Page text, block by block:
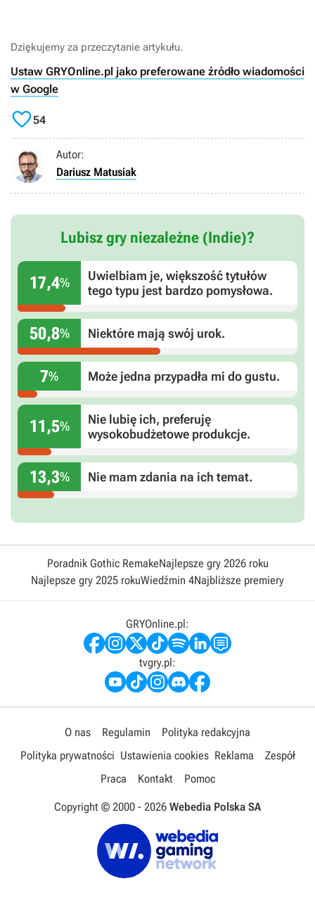
Dziękujemy za przeczytanie artykułu.
Ustaw GRYOnline.pl jako preferowane źródło wiadomości
w Google
54
Autor:
Dariusz Matusiak
Lubisz gry niezależne (Indie)?
17,4%
Uwielbiam je, większość tytułów
tego typu jest bardzo pomysłowa.
50,8% Niektóre mają swój urok.
7% Może jedna przypadła mi do gustu.
11,5%
Nie lubię ich, preferuję
wysokobudżetowe produkcje.
13,3% Nie mam zdania na ich temat.
Poradnik Gothic RemakeNajlepsze gry 2026 roku
Najlepsze gry 2025 rokuWiedźmin 4Najbliższe premiery
GRYOnline.pl:
tvgry.pl:
O nas Regulamin
Polityka redakcyjna
Polityka prywatności Ustawienia cookies Reklama
Zespół
Praca
Kontakt Pomoc
Copyright © 2000 - 2026 Webedia Polska SA